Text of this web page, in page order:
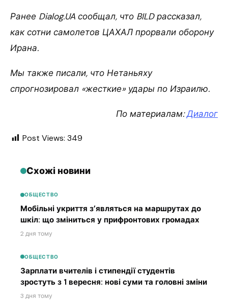
Ранее Dialog.UA сообщал, что BILD рассказал,
как сотни самолетов ЦАХАЛ прорвали оборону
Ирана.
Мы также писали, что Нетаньяху
спрогнозировал «жесткие» удары по Израилю.
По материалам:Диалог
Post Views: 349
Схожі новини
ОБЩЕСТВО
Мобільні укриття з’являться на маршрутах до
шкіл: що зміниться у прифронтових громадах
2 дня тому
ОБЩЕСТВО
Зарплати вчителів і стипендії студентів
зростуть з 1 вересня: нові суми та головні зміни
3 дня тому